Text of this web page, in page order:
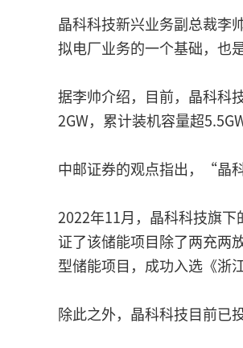
晶科科技新兴业务副总裁李
拟电厂业务的一个基础，也
据李帅介绍，目前，晶科科
2GW，累计装机容量超5.5GW
中邮证券的观点指出，“晶
2022年11月，晶科科技旗
证了该储能项目除了两充两
型储能项目，成功入选《浙
除此之外，晶科科技目前已